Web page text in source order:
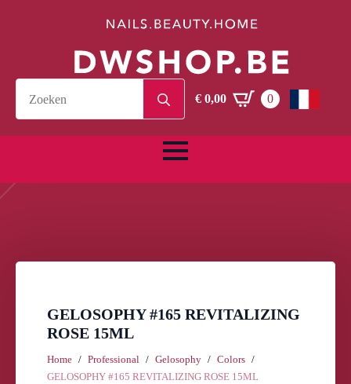
for:€0,00 0
GELOSOPHY #165 REVITALIZING
ROSE 15ML
Home Professional Gelosophy
Colors
GELOSOPHY #165 REVITALIZING ROSE 15ML